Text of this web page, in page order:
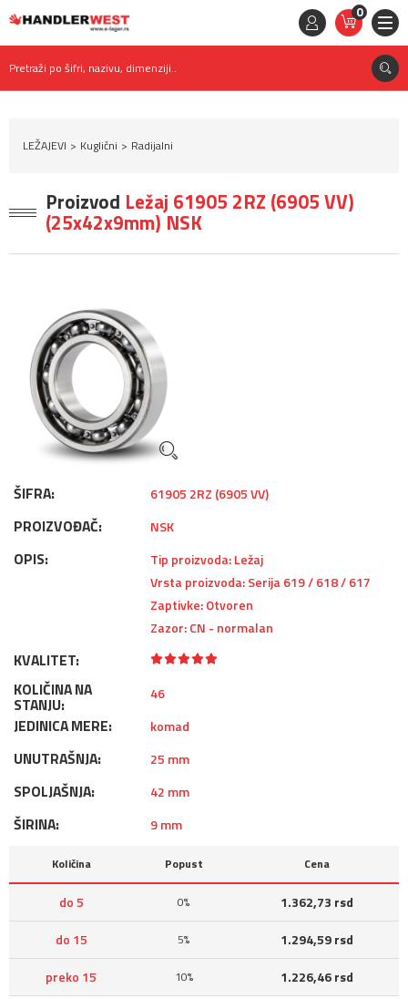
0
STAVKE
0,
RSD
Pretraži po šifri, nazivu, dimenziji..
LEŽAJEVI Kuglični Radijalni
Proizvod Ležaj 61905 2RZ (6905 VV)
(25x42x9mm) NSK
ŠIFRA: 61905 2RZ (6905 VV)
PROIZVOĐAČ: NSK
OPIS:
Tip proizvoda: Ležaj
Vrsta proizvoda: Serija 619 / 618 / 617
Zaptivke: Otvoren
Zazor: CN - normalan
KVALITET:
KOLIČINA NA
STANJU:
46
JEDINICA MERE: komad
UNUTRAŠNJA: 25 mm
SPOLJAŠNJA: 42 mm
ŠIRINA: 9 mm
Količina Popust Cena
do 5 0%
1.362,73 rsd
do 15
5%
1.294,59 rsd
preko 15
10% 1.226,46 rsd